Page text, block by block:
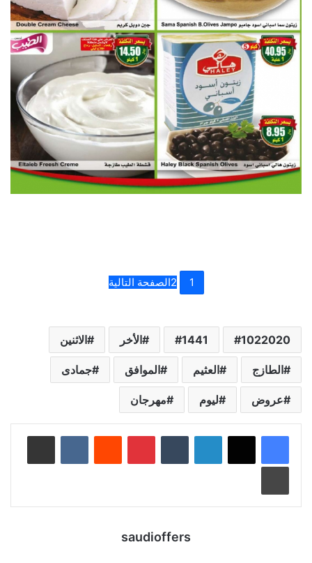
1
2الصفحة التالية
1022020
1441 الأخر الاثنين
الطازج العثيم الموافق جمادى
عروض ليوم مهرجان
لينكدإن بينتيريست
saudioffers